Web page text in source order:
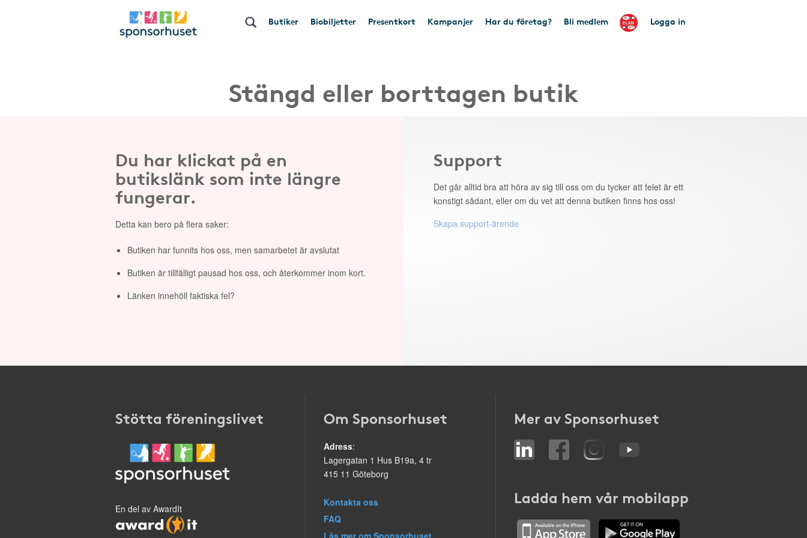
Butiker Biobiljetter Presentkort Kampanjer Har du företag? Bli medlem Logga in
Stängd eller borttagen butik
Du har klickat på en
butikslänk som inte längre
fungerar.
Detta kan bero på flera saker:
Butiken har funnits hos oss, men samarbetet är avslutat
Butiken är tillfälligt pausad hos oss, och återkommer inom kort.
Länken innehöll faktiska fel?
Support
Det går alltid bra att höra av sig till oss om du tycker att felet är ett
konstigt sådant, eller om du vet att denna butiken finns hos oss!
Skapa support-ärende
Stötta föreningslivet
En del av AwardIt
Om Sponsorhuset
Adress:
Lagergatan 1 Hus B19a, 4 tr
415 11 Göteborg
Kontakta oss
FAQ
Läs mer om Sponsorhuset
Mer av Sponsorhuset
Ladda hem vår mobilapp